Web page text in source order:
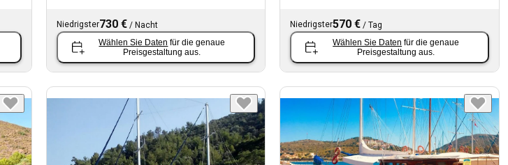
Niedrigster730 €/ Nacht
Wählen Sie Daten für die genaue
Preisgestaltung aus.
Niedrigster570 € /Tag
Wählen Sie Daten für die genaue
Preisgestaltung aus.